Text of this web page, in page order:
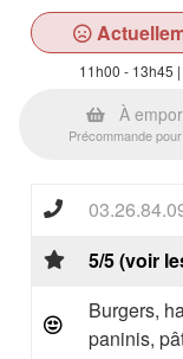
11h00 - 13h45
À
Précommande
5/5 (voir
Burgers,
paninis,